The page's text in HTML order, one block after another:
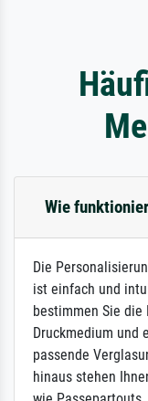
Wie
Die
ist einfach und
bestimmen Sie
Druckmedium und
passende
hinaus stehen